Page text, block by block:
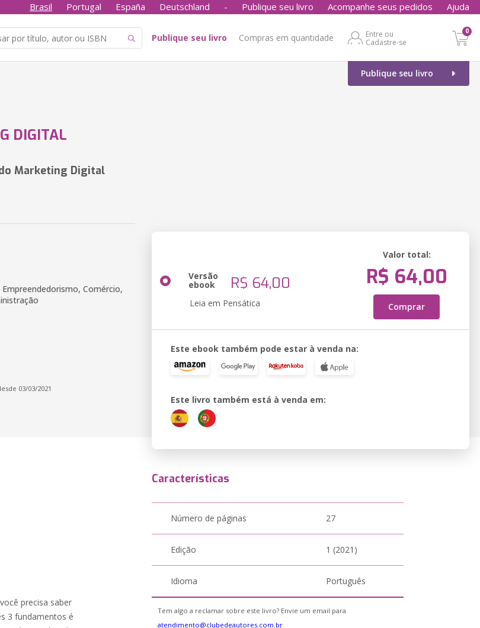
Brasil Portugal España Deutschland - Publique seu livro Acompanhe seus pedidos Ajuda
Publique seu livro Compras em quantidade
Entre ou
Cadastre-se
0
Publique seu livro
DIGITAL
Marketing Digital
Comércio,
03/03/2021
Versão
ebook R$ 64,00
Leia em Pensática
Valor total:
R$ 64,00
Comprar
Este ebook também pode estar à venda na:
Este livro também está à venda em:
precisa saber
3 fundamentos é
Características
Número de páginas 27
Edição 1 (2021)
Idioma Português
Tem algo a reclamar sobre este livro? Envie um email para
atendimento@clubedeautores.com.br